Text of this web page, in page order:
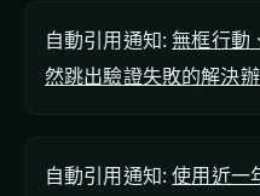
自動引用通知:無框行動
然跳出驗證失敗的解決
自動引用通知:使用近一